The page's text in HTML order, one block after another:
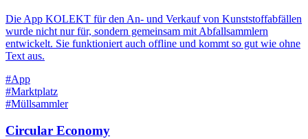
Die App KOLEKT für den An- und Verkauf von Kunststoffabfällen
wurde nicht nur für, sondern gemeinsam mit Abfallsammlern
entwickelt. Sie funktioniert auch offline und kommt so gut wie ohne
Text aus.
#App
#Marktplatz
#Müllsammler
Circular Economy